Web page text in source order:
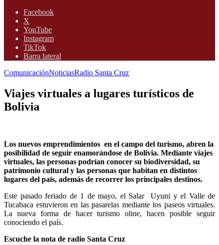
Facebook
X
YouTube
Instagram
TikTok
Barra lateral
ComunicaciónNoticiasRadio Santa Cruz
Viajes virtuales a lugares turísticos de
Bolivia
Los nuevos emprendimientos en el campo del turismo, abren la
posibilidad de seguir enamorándose de Bolivia. Mediante viajes
virtuales, las personas podrían conocer su biodiversidad, su
patrimonio cultural y las personas que habitan en distintos
lugares del país, además de recorrer los principales destinos.
Este pasado feriado de 1 de mayo, el Salar Uyuni y el Valle de
Tucabaca estuvieron en las pasarelas mediante los paseos virtuales.
La nueva forma de hacer turismo oline, hacen posible seguir
conociendo el país.
Escuche la nota de radio Santa Cruz